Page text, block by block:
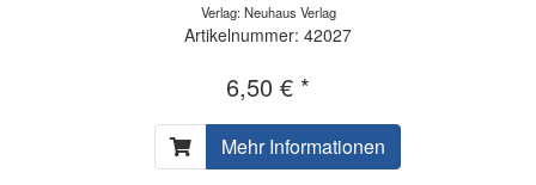
Verlag: Neuhaus Verlag
Artikelnummer: 42027
6,50 € *
Mehr Informationen